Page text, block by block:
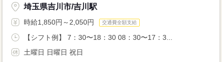
埼玉県吉川市/吉川駅
時給1,850円～2,050円 交通費全額支給
【シフト例】 7：30〜18：30 08：30〜17：3...
土曜日 日曜日 祝日